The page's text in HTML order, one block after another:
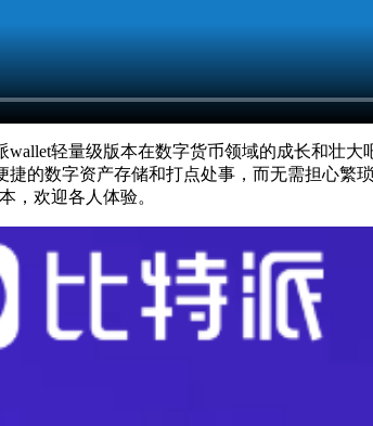
wallet轻量级版本在数字货币领域的成长和壮
捷的数字资产存储和打点处事，而无需担心繁
，欢迎各人体验。